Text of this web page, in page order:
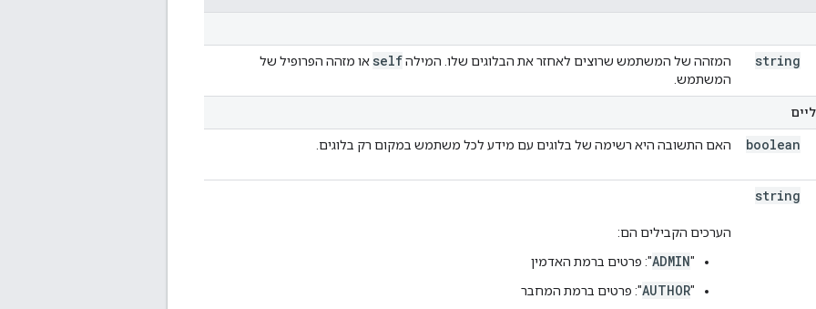
string המזהה של המשתמש שרוצים לאחזר את הבלוגים שלו. המילהself או מזהה הפרופיל של
המשתמש.
boolean האם התשובה היא רשימה של בלוגים עם מידע לכל משתמש במקום רק בלוגים.
string
הערכים הקבילים הם:
‫"
ADMIN": פרטים ברמת האדמין
‫"
AUTHOR": פרטים ברמת המחבר